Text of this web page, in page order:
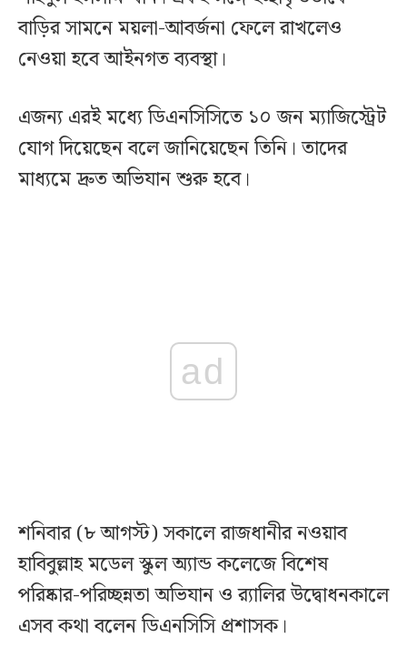
বাড়ির সামনে ময়লা-আবর্জনা ফেলে রাখলেও
নেওয়া হবে আইনগত ব্যবস্থা।
এজন্য এরই মধ্যে ডিএনসিসিতে ১০ জন ম্যাজিস্ট্রেট
যোগ দিয়েছেন বলে জানিয়েছেন তিনি। তাদের
মাধ্যমে দ্রুত অভিযান শুরু হবে।
ad
শনিবার (৮ আগস্ট) সকালে রাজধানীর নওয়াব
হাবিবুল্লাহ মডেল স্কুল অ্যান্ড কলেজে বিশেষ
পরিষ্কার-পরিচ্ছন্নতা অভিযান ও র‍্যালির উদ্বোধনকালে
এসব কথা বলেন ডিএনসিসি প্রশাসক।